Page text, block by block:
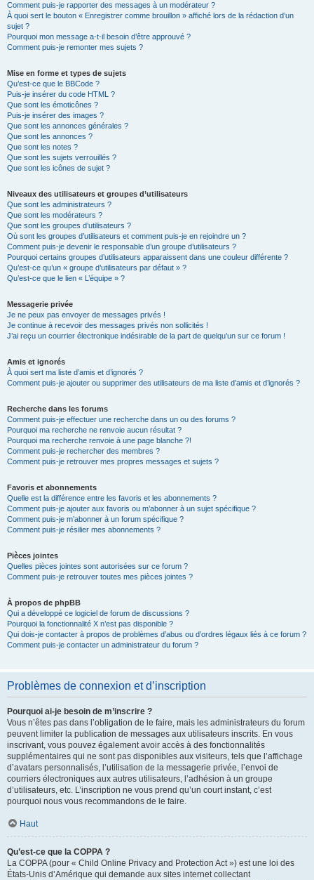
Comment puis-je rapporter des messages à un modérateur ?
À quoi sert le bouton « Enregistrer comme brouillon » affiché lors de la rédaction d’un
sujet ?
Pourquoi mon message a-t-il besoin d’être approuvé ?
Comment puis-je remonter mes sujets ?
Mise en forme et types de sujets
Qu’est-ce que le BBCode ?
Puis-je insérer du code HTML ?
Que sont les émoticônes ?
Puis-je insérer des images ?
Que sont les annonces générales ?
Que sont les annonces ?
Que sont les notes ?
Que sont les sujets verrouillés ?
Que sont les icônes de sujet ?
Niveaux des utilisateurs et groupes d’utilisateurs
Que sont les administrateurs ?
Que sont les modérateurs ?
Que sont les groupes d’utilisateurs ?
Où sont les groupes d’utilisateurs et comment puis-je en rejoindre un ?
Comment puis-je devenir le responsable d’un groupe d’utilisateurs ?
Pourquoi certains groupes d’utilisateurs apparaissent dans une couleur différente ?
Qu’est-ce qu’un « groupe d’utilisateurs par défaut » ?
Qu’est-ce que le lien « L’équipe » ?
Messagerie privée
Je ne peux pas envoyer de messages privés !
Je continue à recevoir des messages privés non sollicités !
J’ai reçu un courrier électronique indésirable de la part de quelqu’un sur ce forum !
Amis et ignorés
À quoi sert ma liste d’amis et d’ignorés ?
Comment puis-je ajouter ou supprimer des utilisateurs de ma liste d’amis et d’ignorés ?
Recherche dans les forums
Comment puis-je effectuer une recherche dans un ou des forums ?
Pourquoi ma recherche ne renvoie aucun résultat ?
Pourquoi ma recherche renvoie à une page blanche ?!
Comment puis-je rechercher des membres ?
Comment puis-je retrouver mes propres messages et sujets ?
Favoris et abonnements
Quelle est la différence entre les favoris et les abonnements ?
Comment puis-je ajouter aux favoris ou m’abonner à un sujet spécifique ?
Comment puis-je m’abonner à un forum spécifique ?
Comment puis-je résilier mes abonnements ?
Pièces jointes
Quelles pièces jointes sont autorisées sur ce forum ?
Comment puis-je retrouver toutes mes pièces jointes ?
À propos de phpBB
Qui a développé ce logiciel de forum de discussions ?
Pourquoi la fonctionnalité X n’est pas disponible ?
Qui dois-je contacter à propos de problèmes d’abus ou d’ordres légaux liés à ce forum ?
Comment puis-je contacter un administrateur du forum ?
Problèmes de connexion et d’inscription
Pourquoi ai-je besoin de m’inscrire ?
Vous n’êtes pas dans l’obligation de le faire, mais les administrateurs du forum
peuvent limiter la publication de messages aux utilisateurs inscrits. En vous
inscrivant, vous pouvez également avoir accès à des fonctionnalités
supplémentaires qui ne sont pas disponibles aux visiteurs, tels que l’affichage
d’avatars personnalisés, l’utilisation de la messagerie privée, l’envoi de
courriers électroniques aux autres utilisateurs, l’adhésion à un groupe
d’utilisateurs, etc. L’inscription ne vous prend qu’un court instant, c’est
pourquoi nous vous recommandons de le faire.
Haut
Qu’est-ce que la COPPA ?
La COPPA (pour « Child Online Privacy and Protection Act ») est une loi des
États-Unis d’Amérique qui demande aux sites internet collectant